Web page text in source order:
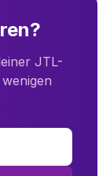
JTL-